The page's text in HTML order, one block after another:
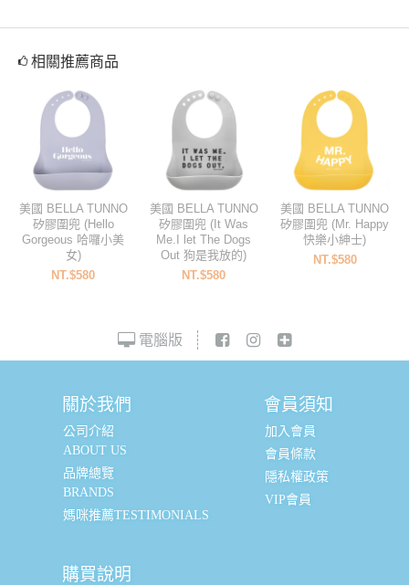
相關推薦商品
美國 BELLA TUNNO
矽膠圍兜 (Hello
Gorgeous 哈囉小美
女)
NT.$580
美國 BELLA TUNNO
矽膠圍兜 (It Was
Me.I let The Dogs
Out 狗是我放的)
NT.$580
美國 BELLA TUNNO
矽膠圍兜 (Mr. Happy
快樂小紳士)
NT.$580
電腦版
關於我們
公司介紹
ABOUT US
品牌總覽
BRANDS
媽咪推薦TESTIMONIALS
會員須知
加入會員
會員條款
隱私權政策
VIP會員
購買說明